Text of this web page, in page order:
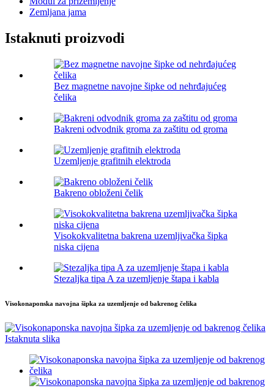
Zemljana jama
Istaknuti proizvodi
Bez magnetne navojne šipke od nehrđajućeg
čelika
Bakreni odvodnik groma za zaštitu od groma
Uzemljenje grafitnih elektroda
Bakreno obloženi čelik
Visokokvalitetna bakrena uzemljivačka šipka
niska cijena
Stezaljka tipa A za uzemljenje štapa i kabla
Visokonaponska navojna šipka za uzemljenje od bakrenog čelika